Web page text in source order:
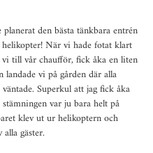
den bästa tänkbara entrén
När vi hade fotat klart
till vår chaufför, fick åka en liten
landade vi på gården där alla
Superkul att jag fick åka
var ju bara helt på
klev ut ur helikoptern och
gäster.